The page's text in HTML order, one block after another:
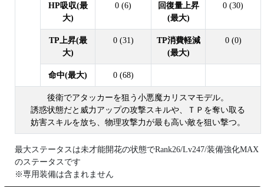
HP吸収(最
大)
0 (6)
回復量上昇
(最大)
0 (30)
TP上昇(最
大)
0 (31)
TP消費軽減
(最大)
0 (0)
命中(最大) 0 (68)
後衛でアタッカーを狙う小悪魔カリスマモデル。
誘惑状態だと威力アップの攻撃スキルや、ＴＰを奪い取る
妨害スキルを放ち、物理攻撃力が最も高い敵を狙い撃つ。
最大ステータスは未才能開花の状態でRank26/Lv247/装備強化MAX
のステータスです
※専用装備は含まれません